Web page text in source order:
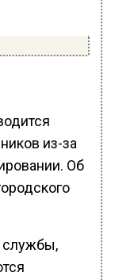
из-за
Об
службы,